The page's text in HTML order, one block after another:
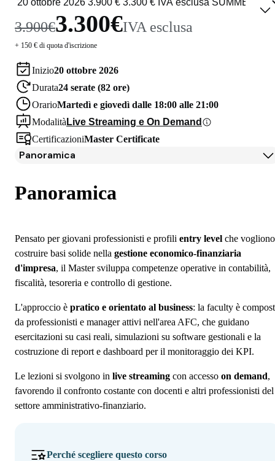
3.900€3.300€IVA esclusa
+ 150 € di quota d'iscrizione
Inizio20 ottobre 2026
Durata24 serate (82 ore)
OrarioMartedì e giovedì dalle 18:00 alle 21:00
Modalità Live Streaming e On Demand
CertificazioniMaster Certificate
Panoramica
Programma
Docenti
Borse di studio e finanziamenti
Open Day
Domande frequenti
Panoramica
Pensato per giovani professionisti e profili entry level che vogliono
costruire basi solide nella gestione economico-finanziaria
d'impresa, il Master sviluppa competenze operative in contabilità,
fiscalità, tesoreria e controllo di gestione.
L'approccio è pratico e orientato al business: la faculty è
da professionisti e manager attivi nell'area AFC, che guidano
esercitazioni su casi reali, simulazioni su software gestionali e la
costruzione di report e dashboard per il monitoraggio dei KPI.
Le lezioni si svolgono in live streaming con accesso on demand,
favorendo il confronto costante con docenti e altri professionisti del
settore amministrativo-finanziario.
Perché scegliere questo corso